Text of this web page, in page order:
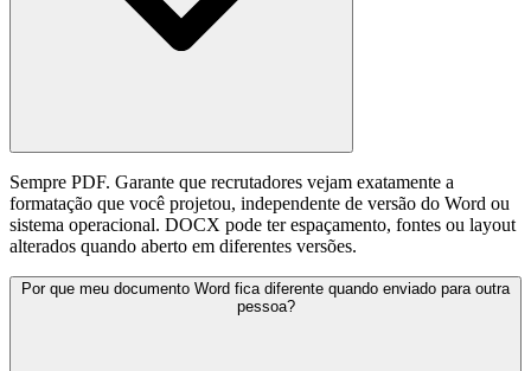
Sempre PDF. Garante que recrutadores vejam exatamente a
formatação que você projetou, independente de versão do Word ou
sistema operacional. DOCX pode ter espaçamento, fontes ou layout
alterados quando aberto em diferentes versões.
Por que meu documento Word fica diferente quando enviado para outra
pessoa?